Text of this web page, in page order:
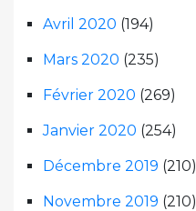
Avril 2020 (194)
Mars 2020 (235)
Février 2020 (269)
Janvier 2020 (254)
Décembre 2019 (210)
Novembre 2019 (210)